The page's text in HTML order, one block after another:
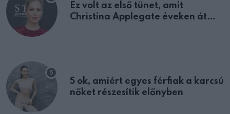
Ez volt az első tünet, amit
Christina Applegate éveken át
5 ok, amiért egyes férfiak a karcsú
nőket részesítik előnyben